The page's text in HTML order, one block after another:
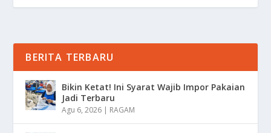
BERITA TERBARU
Bikin Ketat! Ini Syarat Wajib Impor Pakaian
Jadi Terbaru
Agu 6, 2026 | RAGAM